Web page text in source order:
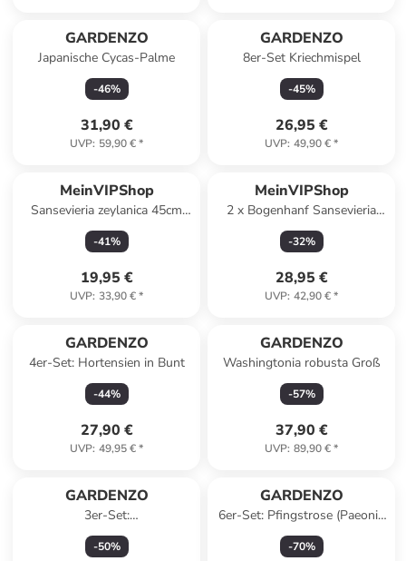
GARDENZO
Japanische Cycas-Palme
-46%
31,90 €
UVP: 59,90 €*
GARDENZO
8er-Set Kriechmispel
-45%
26,95 €
UVP: 49,90 €*
MeinVIPShop
Sansevieria zeylanica 45cm
Zimmerpflanze
-41%
19,95 €
UVP: 33,90 €*
MeinVIPShop
2 x Bogenhanf Sansevieria
trifasciata mit Übertopf
-32%
28,95 €
UVP: 42,90 €*
GARDENZO
4er-Set: Hortensien in Bunt
-44%
27,90 €
UVP: 49,95 €*
GARDENZO
Washingtonia robusta Groß
-57%
37,90 €
UVP: 89,90 €*
GARDENZO
3er-Set:
Schmetterlingspflanzen
Davidii in Purpurrot
-50%
GARDENZO
6er-Set: Pfingstrose (Paeonia
lactiflora) in Weiss
-70%